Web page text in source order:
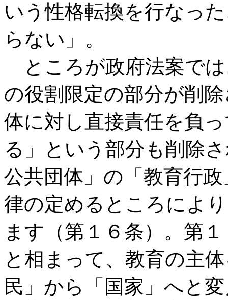
いう性格転換を行なっ
らない」。
ところが政府法案では
の役割限定の部分が削
体に対し直接責任を負
る」という部分も削除
公共団体」の「教育行
律の定めるところによ
ます（第１６条）。第
と相まって、教育の主
民」から「国家」へと